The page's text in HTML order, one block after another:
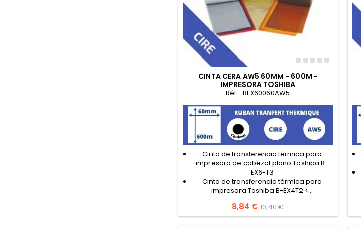
CINTA CERA AW5 60MM - 600M -
IMPRESORA TOSHIBA
Réf. : BEX60060AW5
Cinta de transferencia térmica para
impresora de cabezal plano Toshiba B-
EX6-T3
Cinta de transferencia térmica para
impresora Toshiba B-EX4T2 <...
Precio
8,84 € Precio
base
10,40 €